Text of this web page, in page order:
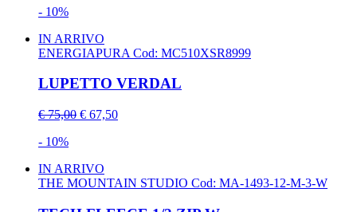
- 10%
IN ARRIVO
ENERGIAPURA Cod: MC510XSR8999
LUPETTO VERDAL
€ 75,00 € 67,50
- 10%
IN ARRIVO
THE MOUNTAIN STUDIO Cod: MA-1493-12-M-3-W